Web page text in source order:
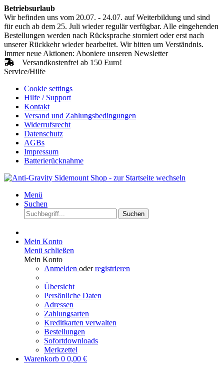
Betriebsurlaub
Wir befinden uns vom 20.07. - 24.07. auf Weiterbildung und sind
für euch ab dem 25. Juli wieder regulär verfügbar. Alle eingehenden
Bestellungen werden nach Rücksprache storniert oder erst nach
unserer Rückkehr wieder bearbeitet. Wir bitten um Verständnis.
Immer neue Aktionen: Aboniere unseren Newsletter
Versandkostenfrei ab 150 Euro!
Service/Hilfe
Cookie settings
Hilfe / Support
Kontakt
Versand und Zahlungsbedingungen
Widerrufsrecht
Datenschutz
AGBs
Impressum
Batterierücknahme
Menü
Suchen
Suchen
Mein Konto
Menü schließen
Mein Konto
Anmelden oderregistrieren
Übersicht
Persönliche Daten
Adressen
Zahlungsarten
Kreditkarten verwalten
Bestellungen
Sofortdownloads
Merkzettel
Warenkorb 0 0,00 €